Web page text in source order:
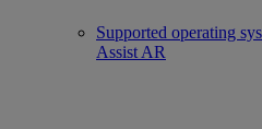
Supported operating
Assist AR